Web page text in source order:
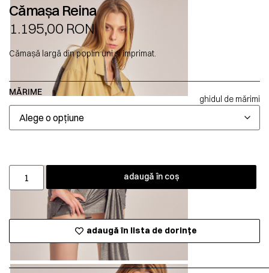
Cămașa Reina
1.195,00 RON
Cămașă largă din poplin uni și imprimat.
MĂRIME
ghidul de mărimi
adaugă în coș
adaugă în lista de dorințe